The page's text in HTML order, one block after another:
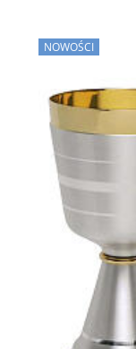
NOWOŚCI